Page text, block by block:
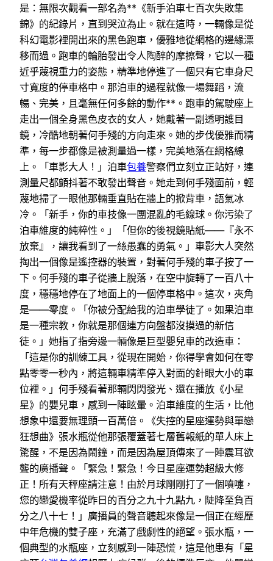
是：無限次觀看一部名為**《新手泊車七百次失敗集
錦》的紀錄片，直到哭泣為止。就在這時，一輛像是從
科幻電影裡開出來的黑色跑車，優雅地從網格的邊緣漂
移而過。跑車的輪胎發出令人陶醉的摩擦聲，它以一種
近乎蔑視重力的姿態，精準地停進了一個只有它車身尺
寸寬度的停車格中。那泊車的過程就像一場舞蹈，流
暢、完美，且毫無任何多餘的動作**。跑車的駕駛座上
走出一個全身黑色皮衣的女人，她戴著一副透明護目
鏡，冷酷地朝著何手殘的方向走來。她的步伐優雅而精
準，每一步都像是被測量過一樣，完美地落在網格線
上。「車影大人！」泊車包養警察們立刻立正站好，連
測量尺都顫抖著不敢發出聲音。她走到何手殘面前，輕
蔑地掃了一眼他那輛垂直貼在牆上的掀背車，語氣冰
冷。「新手，你的車技像一團混亂的毛線球。你污染了
泊車維度的純粹性。」「但你的後視鏡貼紙——『永不
放棄』，讓我看到了一絲愚蠢的勇氣。」車影大人突然
掏出一個像是遙控器的裝置，對著何手殘的車子按了一
下。何手殘的車子從牆上脫落，在空中旋轉了一百八十
度，穩穩地停在了地面上的一個停車格中。這次，夾角
是——零度。「你被分配給我的泊車學徒了。如果泊車
是一種宗教，你就是那個連方向盤都沒摸過的新信
徒。」她指了指旁邊一輛像是巨型嬰兒車的改造車：
「這是你的訓練工具，從現在開始，你得學會如何在零
點零零一秒內，將這輛車精準停入對面的針眼大小的車
位裡。」何手殘看著那輛閃閃發光、還在播放《小星
星》的嬰兒車，感到一陣眩暈。泊車維度的生活，比他
想象中還要無理頭一百萬倍。《失控的星座運勢與單戀
狂想曲》張水瓶從他那張覆蓋著七層舊報紙的單人床上
驚醒，不是因為鬧鐘，而是因為屋頂傳來了一陣震耳欲
聾的廣播聲。「緊急！緊急！今日星座運勢超級大修
正！所有天秤座請注意！由於月球剛剛打了一個噴嚏，
您的戀愛機率從昨日的百分之九十九點九，陡降至負百
分之八十七！」廣播員的聲音聽起來像是一個正在經歷
中年危機的雙子座，充滿了戲劇性的絕望。張水瓶，一
個典型的水瓶座，立刻感到一陣恐慌，這是他患有「星